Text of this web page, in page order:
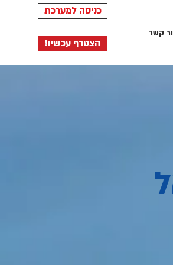
כניסה למערכת
!הצטרף עכשיו
קשר